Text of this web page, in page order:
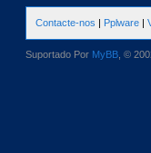
Contacte-nos | Pplware |
Suportado Por MyBB , ©